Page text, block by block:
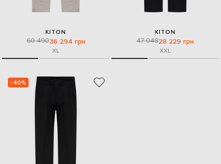
KITON
60 49036 294 грн
XL
KITON
47 04828 229 грн
XXL
- 40%